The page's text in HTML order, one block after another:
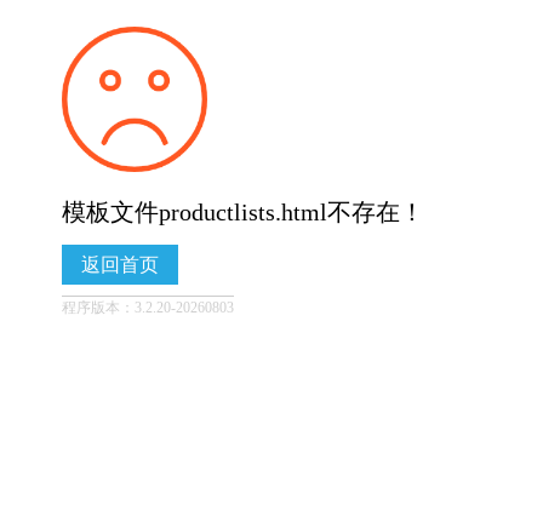
模板文件productlists.html不存在！
返回首页
程序版本：3.2.20-20260803